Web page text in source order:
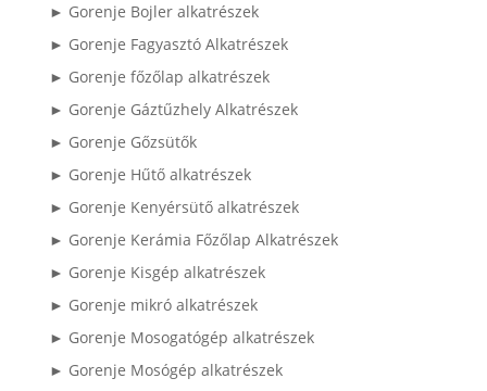
► Gorenje Bojler alkatrészek
► Gorenje Fagyasztó Alkatrészek
► Gorenje főzőlap alkatrészek
► Gorenje Gáztűzhely Alkatrészek
► Gorenje Gőzsütők
► Gorenje Hűtő alkatrészek
► Gorenje Kenyérsütő alkatrészek
► Gorenje Kerámia Főzőlap Alkatrészek
► Gorenje Kisgép alkatrészek
► Gorenje mikró alkatrészek
► Gorenje Mosogatógép alkatrészek
► Gorenje Mosógép alkatrészek